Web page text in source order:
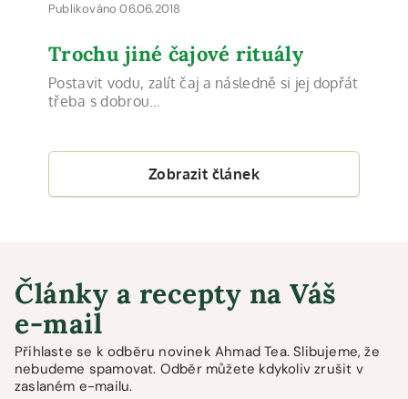
Publikováno 06.06.2018
Trochu jiné čajové rituály
Postavit vodu, zalít čaj a následně si jej dopřát
třeba s dobrou…
Zobrazit článek
Články a recepty na Váš
e-mail
Přihlaste se k odběru novinek Ahmad Tea. Slibujeme, že
nebudeme spamovat. Odběr můžete kdykoliv zrušit v
zaslaném e-mailu.